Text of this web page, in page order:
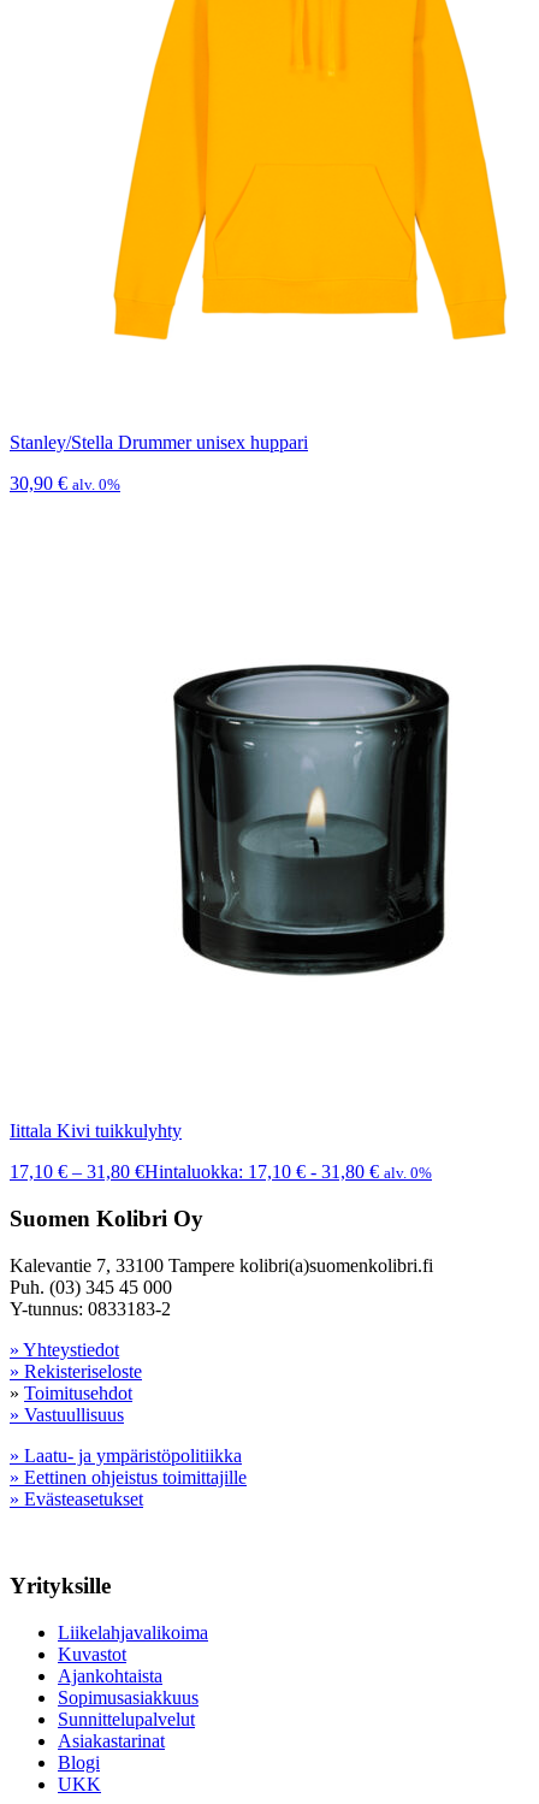
Stanley/Stella Drummer unisex huppari
30,90 € alv. 0%
Iittala Kivi tuikkulyhty
17,10 € – 31,80 €Hintaluokka: 17,10 € - 31,80 € alv. 0%
Suomen Kolibri Oy
Kalevantie 7, 33100 Tampere kolibri(a)suomenkolibri.fi
Puh. (03) 345 45 000
Y-tunnus: 0833183-2
» Yhteystiedot
» Rekisteriseloste
» Toimitusehdot
» Vastuullisuus
» Laatu- ja ympäristöpolitiikka
» Eettinen ohjeistus toimittajille
» Evästeasetukset
Yrityksille
Liikelahjavalikoima
Kuvastot
Ajankohtaista
Sopimusasiakkuus
Sunnittelupalvelut
Asiakastarinat
Blogi
UKK